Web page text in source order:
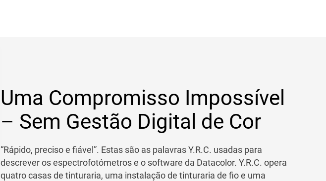
Uma Compromisso Impossível
– Sem Gestão Digital de Cor
“Rápido, preciso e fiável”. Estas são as palavras Y.R.C. usadas para
descrever os espectrofotómetros e o software da Datacolor. Y.R.C. opera
quatro casas de tinturaria, uma instalação de tinturaria de fio e uma